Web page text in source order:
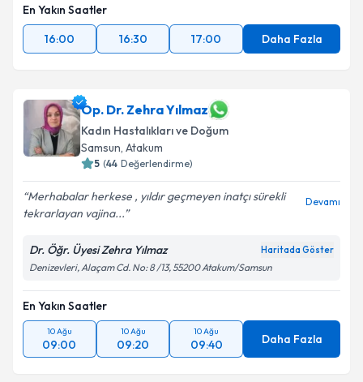
En Yakın Saatler
16:00
16:30 17:00 Daha Fazla
Op. Dr. Zehra Yılmaz
Kadın Hastalıkları ve Doğum
Samsun, Atakum
5 (44 Değerlendirme)
Merhabalar herkese , yıldır geçmeyen inatçı sürekli
tekrarlayan vajina...
Devamı
Dr. Öğr. Üyesi Zehra Yılmaz Haritada Göster
Denizevleri, Alaçam Cd. No: 8 /13, 55200 Atakum/Samsun
En Yakın Saatler
10 Ağu
09:00
10 Ağu
09:20
10 Ağu
09:40 Daha Fazla